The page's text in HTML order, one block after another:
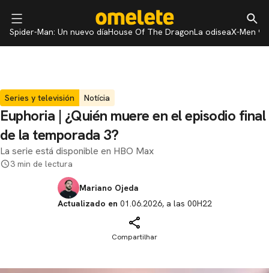
Spider-Man: Un nuevo díaHouse Of The DragonLa odiseaX-Men 97
Series y televisión Notícia
Euphoria | ¿Quién muere en el episodio final
de la temporada 3?
La serie está disponible en HBO Max
3 min de lectura
Mariano Ojeda
Actualizado en 01.06.2026, a las 00H22
Compartilhar